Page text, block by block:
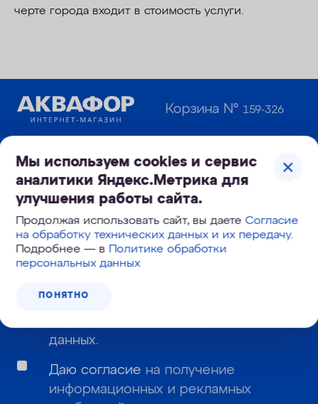
черте города входит в стоимость услуги.
Мы используем cookies и сервис
аналитики Яндекс.Метрика для
улучшения работы сайта.
Продолжая использовать сайт, вы даетеСогласие
на обработку технических данных и их передачу.
Подробнее — в Политике обработки
персональных данных
ПОНЯТНО
Корзина №159-326
Узнайте первым о новинках и новостях:
Даюсогласие
что я ознакомлен с
данных.
Даю согласие на получение
информационных и рекламных